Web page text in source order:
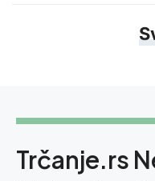
Trčanje.rs